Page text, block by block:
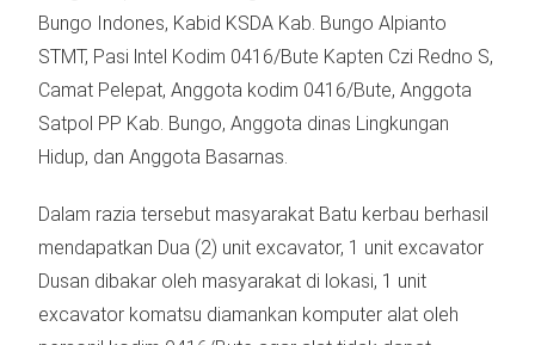
Bungo Indones, Kabid KSDA Kab. Bungo Alpianto
STMT, Pasi lntel Kodim 0416/Bute Kapten Czi Redno S,
Camat Pelepat, Anggota kodim 0416/Bute, Anggota
Satpol PP Kab. Bungo, Anggota dinas Lingkungan
Hidup, dan Anggota Basarnas.
Dalam razia tersebut masyarakat Batu kerbau berhasil
mendapatkan Dua (2) unit excavator, 1 unit excavator
Dusan dibakar oleh masyarakat di lokasi, 1 unit
excavator komatsu diamankan komputer alat oleh